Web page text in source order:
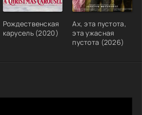
Рождественская
карусель (2020)
Ах, эта пустота,
эта ужасная
пустота (2026)